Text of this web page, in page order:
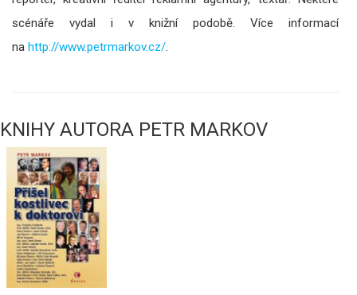
scénáře vydal i v knižní podobě. Více informací
na http://www.petrmarkov.cz/.
KNIHY AUTORA PETR MARKOV